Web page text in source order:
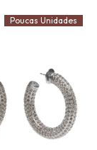
Poucas Unidades